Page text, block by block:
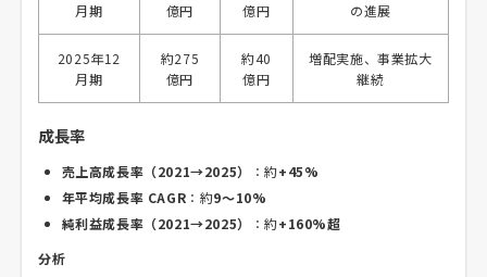
月期
億円
億円
の進展
2025年12
月期
約275
億円
約40
億円
増配実施、事業拡大
継続
成長率
売上高成長率（2021→2025） ：約+45%
年平均成長率 CAGR ：約9～10%
純利益成長率（2021→2025）
：約+160%超
分析